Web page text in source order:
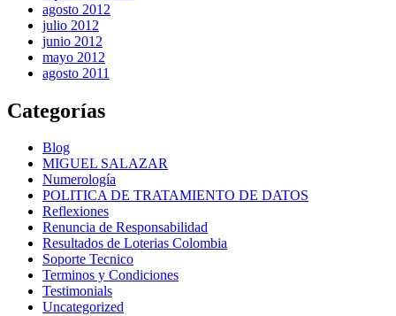
agosto 2012
julio 2012
junio 2012
mayo 2012
agosto 2011
Categorías
Blog
MIGUEL SALAZAR
Numerología
POLITICA DE TRATAMIENTO DE DATOS
Reflexiones
Renuncia de Responsabilidad
Resultados de Loterias Colombia
Soporte Tecnico
Terminos y Condiciones
Testimonials
Uncategorized